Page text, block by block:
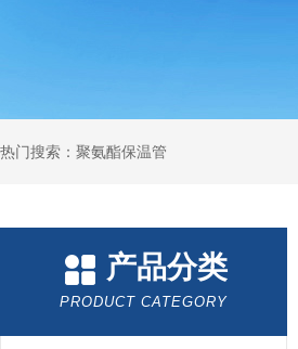
热门搜索：聚氨酯保温管
产品分类
PRODUCT CATEGORY